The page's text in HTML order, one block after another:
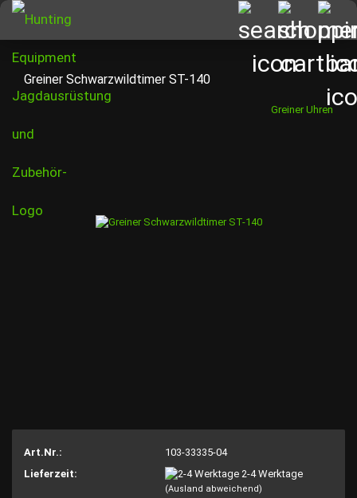
Greiner Schwarzwildtimer ST-140
Greiner Uhren
Art.Nr.:
103-33335-04
Lieferzeit:
2-4 Werktage
(Ausland abweichend)